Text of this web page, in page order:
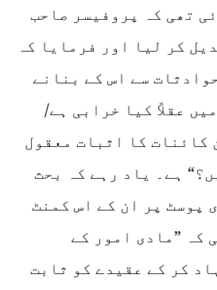
تھی کہ پروفیسر صاحب
کر لیا اور فرمایا کہ
سے اس کے بنانے
عقلاً کیا خرابی ہے/
کائنات کا اثبات معقول
ہے۔ یاد رہے کہ بحث
پوسٹ پر ان کے اس کمنٹ
کہ ”مادی امور کے
کر کے عقیدے کو ثابت